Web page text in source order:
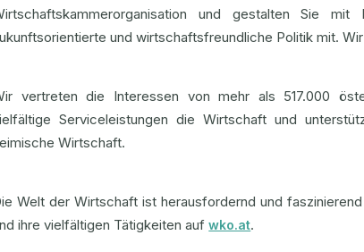
und gestalten Sie
und wirtschaftsfreundliche Politik mit.
vertreten die Interessen von mehr als 517.000
Serviceleistungen die Wirtschaft und
Wirtschaft.
Welt der Wirtschaft ist herausfordernd und
ihre vielfältigen Tätigkeiten aufwko.at.